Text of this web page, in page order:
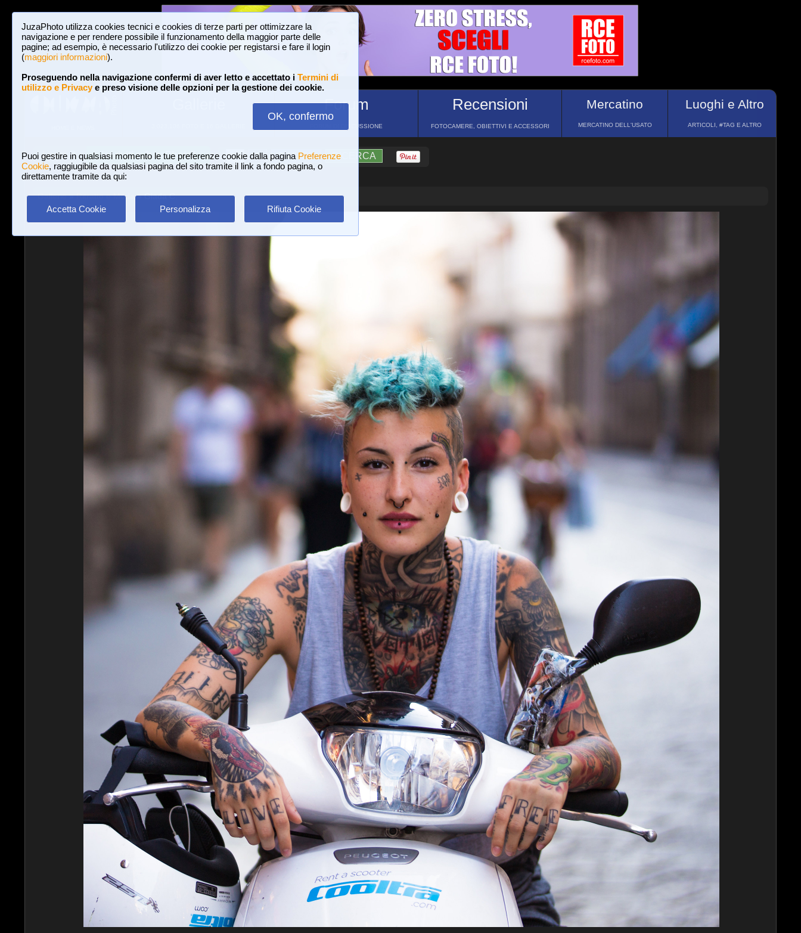
JuzaPhoto utilizza cookies tecnici e cookies di terze parti per ottimizzare la
navigazione e per rendere possibile il funzionamento della maggior parte delle
pagine; ad esempio, è necessario l'utilizzo dei cookie per registarsi e fare il login
(maggiori informazioni).
Proseguendo nella navigazione confermi di aver letto e accettato i Termini di
utilizzo e Privacye preso visione delle opzioni per la gestione dei cookie.
OK, confermo
Puoi gestire in qualsiasi momento le tue preferenze cookie dalla pagina Preferenze
Cookie, raggiugibile da qualsiasi pagina del sito tramite il link a fondo pagina, o
direttamente tramite da qui:
Accetta Cookie Personalizza Rifiuta Cookie
Forum
FORUM DI DISCUSSIONE
Recensioni
FOTOCAMERE, OBIETTIVI E ACCESSORI
Mercatino
MERCATINO DELL'USATO
Luoghi e Altro
ARTICOLI, #TAG E ALTRO
Login Iscriviti a JuzaPhoto! A A ?AIUTO RICERCA
Gallerie»Ritratto e Moda » Giada C.